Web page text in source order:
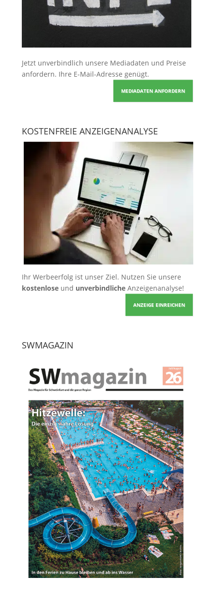
Jetzt unverbindlich unsere Mediadaten und Preise
anfordern. Ihre E-Mail-Adresse genügt.
MEDIADATEN ANFORDERN
KOSTENFREIE ANZEIGENANALYSE
Ihr Werbeerfolg ist unser Ziel. Nutzen Sie unsere
kostenloseund unverbindlicheAnzeigenanalyse!
ANZEIGE EINREICHEN
SWMAGAZIN